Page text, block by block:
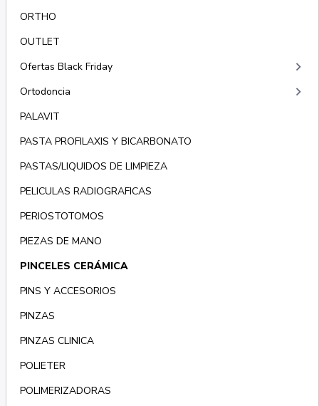
ORTHO
OUTLET
Ofertas Black Friday
keyboard_arrow_right
Ortodoncia keyboard_arrow_right
PALAVIT
PASTA PROFILAXIS Y BICARBONATO
PASTAS/LIQUIDOS DE LIMPIEZA
PELICULAS RADIOGRAFICAS
PERIOSTOTOMOS
PIEZAS DE MANO
PINCELES CERÁMICA
PINS Y ACCESORIOS
PINZAS
PINZAS CLINICA
POLIETER
POLIMERIZADORAS